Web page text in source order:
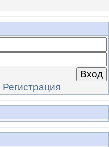
Регистрация